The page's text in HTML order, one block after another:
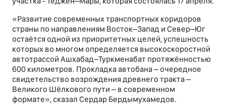
«Развитие современных транспортных коридоров
страны по направлениям Восток–Запад и Север–Юг
остаётся одной из приоритетных целей, успешность
которых во многом определяется высокоскоростной
автотрассой Ашхабад–Туркменабат протяжённостью
600 километров. Прокладка автобана – очередное
свидетельство возрождения древнего тракта –
Великого Шёлкового пути – в современном
формате», сказал Сердар Бердымухамедов.